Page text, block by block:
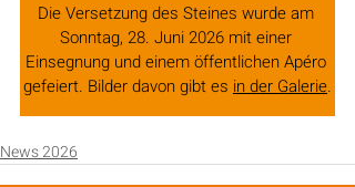
Die Versetzung des Steines wurde am
Sonntag, 28. Juni 2026 mit einer
Einsegnung und einem öffentlichen Apéro
gefeiert. Bilder davon gibt es in der Galerie.
News 2026